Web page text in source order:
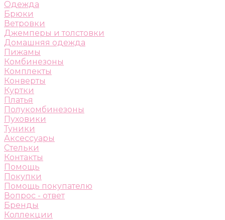
Одежда
Брюки
Ветровки
Джемперы и толстовки
Домашняя одежда
Пижамы
Комбинезоны
Комплекты
Конверты
Куртки
Платья
Полукомбинезоны
Пуховики
Туники
Аксессуары
Стельки
Контакты
Помощь
Покупки
Помощь покупателю
Вопрос - ответ
Бренды
Коллекции